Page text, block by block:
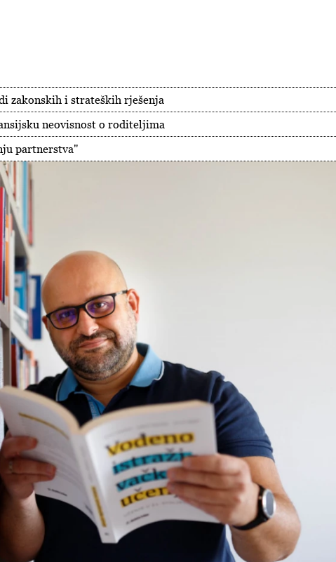
zakonskih i strateških rješenja
neovisnost o roditeljima
partnerstva"